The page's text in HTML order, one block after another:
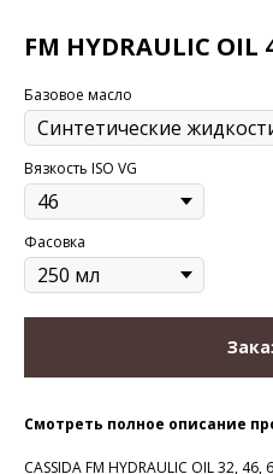
FM HYDRAULIC OIL
Базовое масло
Вязкость ISO VG
Фасовка
Смотреть полное описание
CASSIDA FM HYDRAULIC OIL 32,